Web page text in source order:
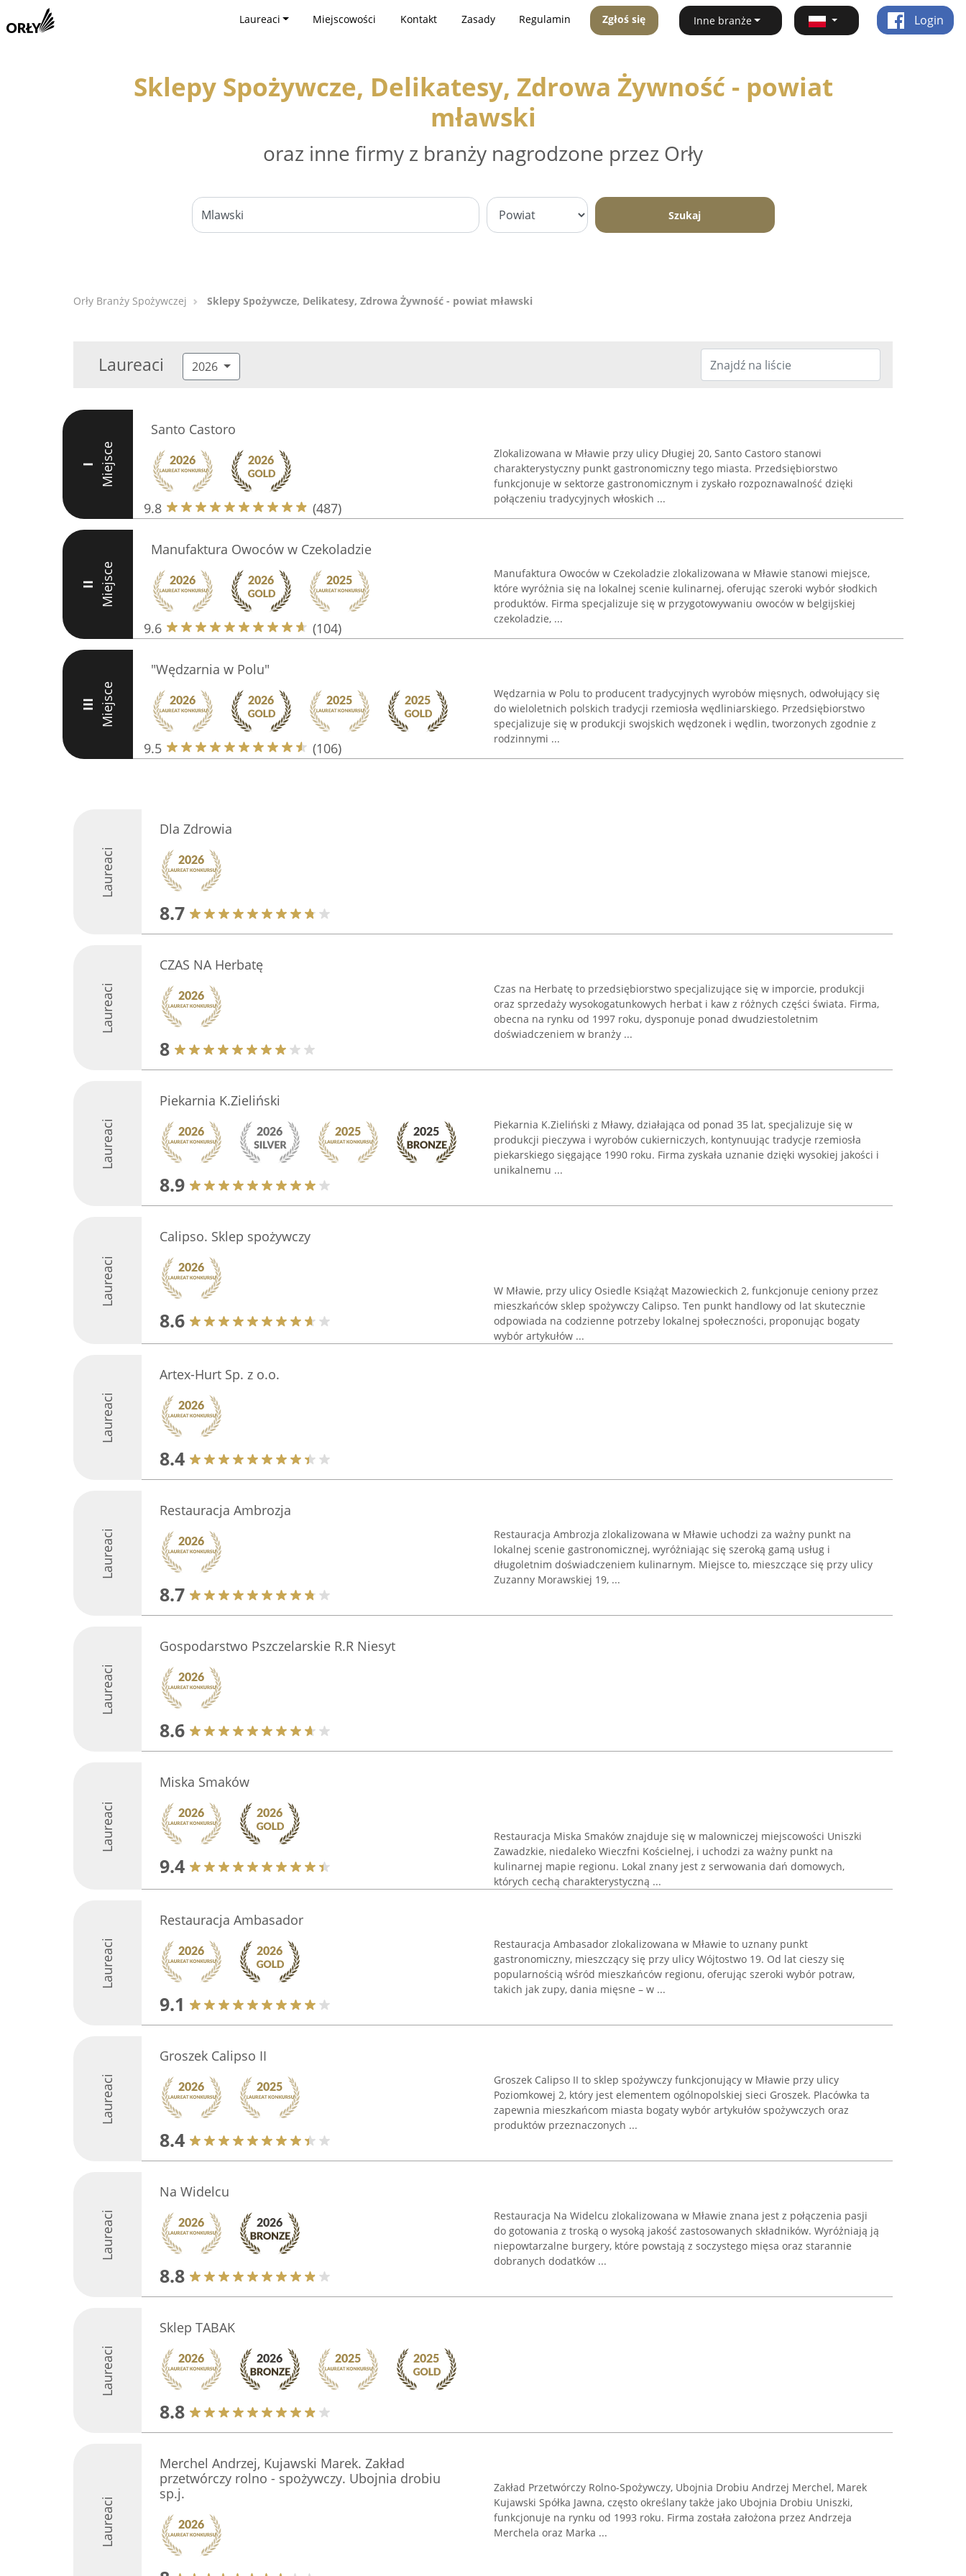
Laureaci Miejscowości Kontakt Zasady Regulamin Zgłoś się Inne branże Login
Sklepy Spożywcze, Delikatesy, Zdrowa Żywność - powiat
mławski
oraz inne firmy z branży nagrodzone przez Orły
Szukaj
Orły Branży Spożywczej Sklepy Spożywcze, Delikatesy, Zdrowa Żywność - powiat mławski
Laureaci 2026
I Miejsce
Santo Castoro
9.8 (487)
Zlokalizowana w Mławie przy ulicy Długiej 20, Santo Castoro stanowi
charakterystyczny punkt gastronomiczny tego miasta. Przedsiębiorstwo
funkcjonuje w sektorze gastronomicznym i zyskało rozpoznawalność dzięki
połączeniu tradycyjnych włoskich ...
II Miejsce
Manufaktura Owoców w Czekoladzie
9.6 (104)
Manufaktura Owoców w Czekoladzie zlokalizowana w Mławie stanowi miejsce,
które wyróżnia się na lokalnej scenie kulinarnej, oferując szeroki wybór słodkich
produktów. Firma specjalizuje się w przygotowywaniu owoców w belgijskiej
czekoladzie, ...
III Miejsce
"Wędzarnia w Polu"
9.5 (106)
Wędzarnia w Polu to producent tradycyjnych wyrobów mięsnych, odwołujący się
do wieloletnich polskich tradycji rzemiosła wędliniarskiego. Przedsiębiorstwo
specjalizuje się w produkcji swojskich wędzonek i wędlin, tworzonych zgodnie z
rodzinnymi ...
Laureaci
Dla Zdrowia
8.7
Laureaci
CZAS NA Herbatę
8
Czas na Herbatę to przedsiębiorstwo specjalizujące się w imporcie, produkcji
oraz sprzedaży wysokogatunkowych herbat i kaw z różnych części świata. Firma,
obecna na rynku od 1997 roku, dysponuje ponad dwudziestoletnim
doświadczeniem w branży ...
Laureaci
Piekarnia K.Zieliński
8.9
Piekarnia K.Zieliński z Mławy, działająca od ponad 35 lat, specjalizuje się w
produkcji pieczywa i wyrobów cukierniczych, kontynuując tradycje rzemiosła
piekarskiego sięgające 1990 roku. Firma zyskała uznanie dzięki wysokiej jakości i
unikalnemu ...
Laureaci
Calipso. Sklep spożywczy
8.6
W Mławie, przy ulicy Osiedle Książąt Mazowieckich 2, funkcjonuje ceniony przez
mieszkańców sklep spożywczy Calipso. Ten punkt handlowy od lat skutecznie
odpowiada na codzienne potrzeby lokalnej społeczności, proponując bogaty
wybór artykułów ...
Laureaci
Artex-Hurt Sp. z o.o.
8.4
Laureaci
Restauracja Ambrozja
8.7
Restauracja Ambrozja zlokalizowana w Mławie uchodzi za ważny punkt na
lokalnej scenie gastronomicznej, wyróżniając się szeroką gamą usług i
długoletnim doświadczeniem kulinarnym. Miejsce to, mieszczące się przy ulicy
Zuzanny Morawskiej 19, ...
Laureaci
Gospodarstwo Pszczelarskie R.R Niesyt
8.6
Laureaci
Miska Smaków
9.4
Restauracja Miska Smaków znajduje się w malowniczej miejscowości Uniszki
Zawadzkie, niedaleko Wieczfni Kościelnej, i uchodzi za ważny punkt na
kulinarnej mapie regionu. Lokal znany jest z serwowania dań domowych,
których cechą charakterystyczną ...
Laureaci
Restauracja Ambasador
9.1
Restauracja Ambasador zlokalizowana w Mławie to uznany punkt
gastronomiczny, mieszczący się przy ulicy Wójtostwo 19. Od lat cieszy się
popularnością wśród mieszkańców regionu, oferując szeroki wybór potraw,
takich jak zupy, dania mięsne – w ...
Laureaci
Groszek Calipso II
8.4
Groszek Calipso II to sklep spożywczy funkcjonujący w Mławie przy ulicy
Poziomkowej 2, który jest elementem ogólnopolskiej sieci Groszek. Placówka ta
zapewnia mieszkańcom miasta bogaty wybór artykułów spożywczych oraz
produktów przeznaczonych ...
Laureaci
Na Widelcu
8.8
Restauracja Na Widelcu zlokalizowana w Mławie znana jest z połączenia pasji
do gotowania z troską o wysoką jakość zastosowanych składników. Wyróżniają ją
niepowtarzalne burgery, które powstają z soczystego mięsa oraz starannie
dobranych dodatków ...
Laureaci
Sklep TABAK
8.8
Laureaci
Merchel Andrzej, Kujawski Marek. Zakład
przetwórczy rolno - spożywczy. Ubojnia drobiu
sp.j.
Zakład Przetwórczy Rolno-Spożywczy, Ubojnia Drobiu Andrzej Merchel, Marek
Kujawski Spółka Jawna, często określany także jako Ubojnia Drobiu Uniszki,
funkcjonuje na rynku od 1993 roku. Firma została założona przez Andrzeja
Merchela oraz Marka ...